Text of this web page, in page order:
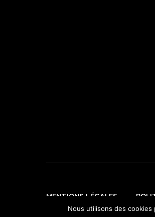
MENTIONS LÉGALES
© Ti' Piment 2012 - 2026
Nous utilisons des